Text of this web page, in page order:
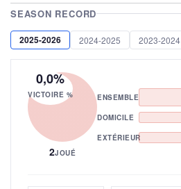
SEASON RECORD
2025-2026 2024-2025 2023-2024
0,0%
VICTOIRE %
2JOUÉ
ENSEMBLE
DOMICILE
EXTÉRIEUR